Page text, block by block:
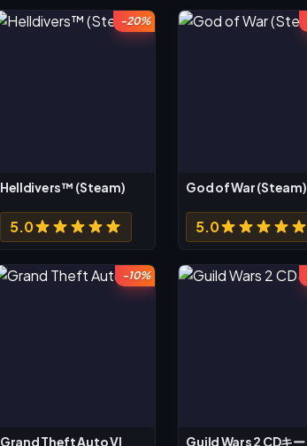
-20%
Helldivers™ (Steam)
5.0
God of War (Steam)
5.0
-10%
Grand Theft Auto VI Guild Wars 2 CDキー